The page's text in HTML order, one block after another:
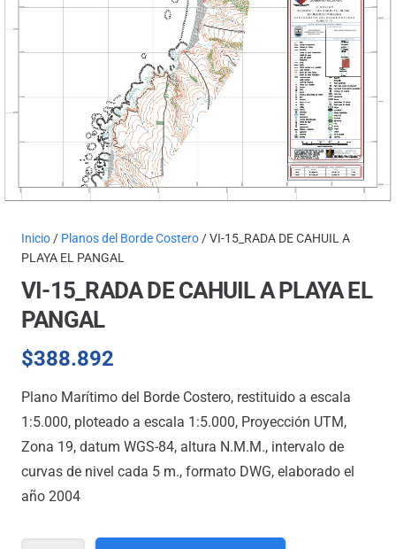
Inicio / Planos del Borde Costero / VI-15_RADA DE CAHUIL A
PLAYA EL PANGAL
VI-15_RADA DE CAHUIL A PLAYA EL
PANGAL
$388.892
Plano Marítimo del Borde Costero, restituido a escala
1:5.000, ploteado a escala 1:5.000, Proyección UTM,
Zona 19, datum WGS-84, altura N.M.M., intervalo de
curvas de nivel cada 5 m., formato DWG, elaborado el
año 2004